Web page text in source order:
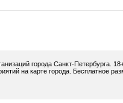
города Санкт-Петербурга.
на карте города. Бесплатное